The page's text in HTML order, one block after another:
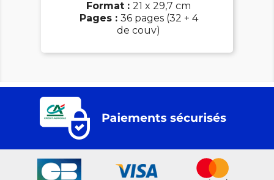
Format : 21 x 29,7 cm
Pages : 36 pages (32 + 4
de couv)